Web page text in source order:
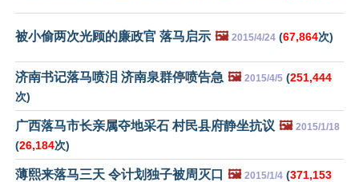
被小偷两次光顾的廉政官 落马启示 🖼️ 2015/4/24 (67,864次)
济南书记落马喷泪 济南泉群停喷告急 🖼️ 2015/4/5 (251,444
次)
广西落马市长亲属夺地采石 村民县府静坐抗议 🖼️ 2015/1/18
(26,184次)
薄熙来落马三天 令计划独子被周灭口 🖼️ 2015/1/4 (371,153